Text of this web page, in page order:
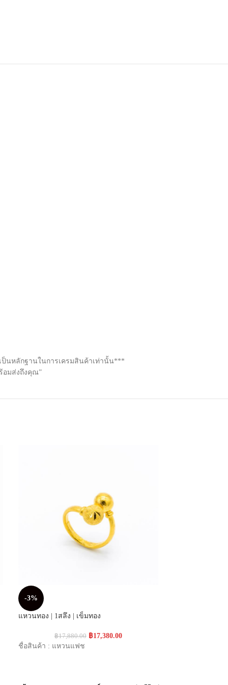
นหลักฐานในการเครมสินค้าเท่านั้น***
อมส่งถึงคุณ”
-3%
แหวนทอง | 1สลึง | เข็มทอง
฿17,880.00 ฿17,380.00
ชื่อสินค้า : แหวนแฟช